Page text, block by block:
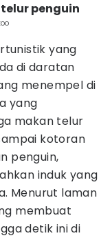
penguin
yang
di daratan
menempel di
yang
makan telur
kotoran
penguin,
induk yang
Menurut laman
membuat
detik ini di